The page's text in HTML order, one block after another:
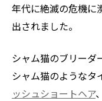
年代に絶滅の危機に
出されました。
シャム猫のブリーダ
シャム猫のようなタ
ッシュショートヘア、